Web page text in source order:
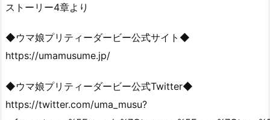
ストーリー4章より
◆ウマ娘プリティーダービー公式サイト◆
https://umamusume.jp/
◆ウマ娘プリティーダービー公式Twitter◆
https://twitter.com/uma_musu?